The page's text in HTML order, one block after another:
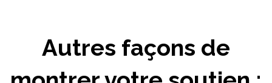
Autres façons de